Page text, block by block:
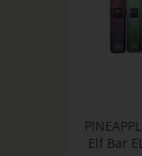
Elf Bar